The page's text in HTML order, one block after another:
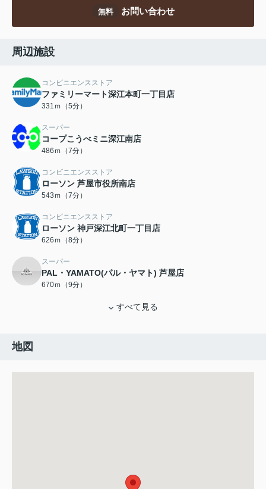
無料 お問い合わせ
周辺施設
コンビニエンスストア
ファミリーマート深江本町一丁目店
331ｍ（5分）
スーパー
コープこうべミニ深江南店
486ｍ（7分）
コンビニエンスストア
ローソン 芦屋市役所南店
543ｍ（7分）
コンビニエンスストア
ローソン 神戸深江北町一丁目店
626ｍ（8分）
スーパー
PAL・YAMATO(パル・ヤマト) 芦屋店
670ｍ（9分）
すべて見る
地図